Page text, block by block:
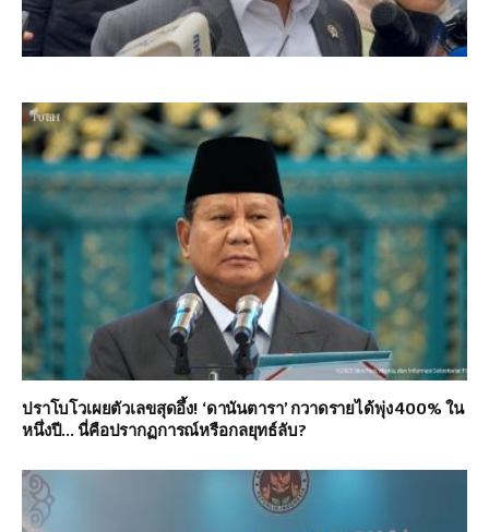
ปราโบโวเผยตัวเลขสุดอึ้ง! ‘ดานันตารา’ กวาดรายได้พุ่ง 400% ใน
หนึ่งปี… นี่คือปรากฏการณ์หรือกลยุทธ์ลับ?